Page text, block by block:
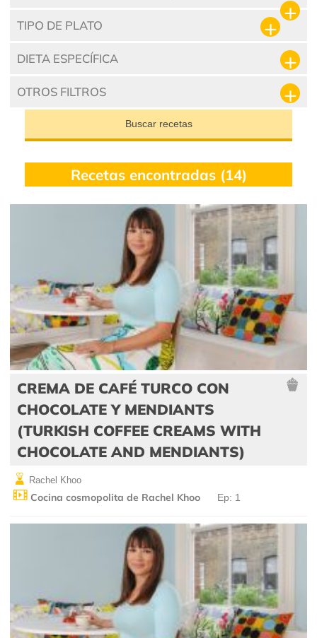
TIPO DE PLATO
DIETA ESPECÍFICA
OTROS FILTROS
Buscar recetas
Recetas encontradas (14)
CREMA DE CAFÉ TURCO CON
CHOCOLATE Y MENDIANTS
(TURKISH COFFEE CREAMS WITH
CHOCOLATE AND MENDIANTS)
Rachel Khoo
Cocina cosmopolita de Rachel Khoo Ep: 1